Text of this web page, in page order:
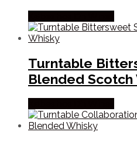
Turntable
Blended Scotch